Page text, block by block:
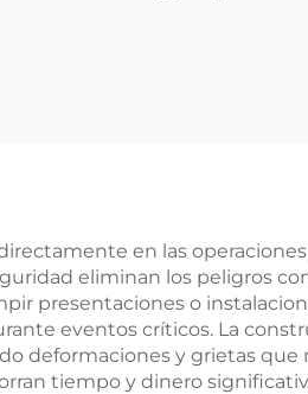
en las
eliminan los peligros
presentaciones o
eventos críticos. La
deformaciones y grietas
tiempo y dinero